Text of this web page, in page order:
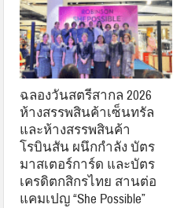
ฉลองวันสตรีสากล 2026
ห้างสรรพสินค้าเซ็นทรัล
และห้างสรรพสินค้า
โรบินสัน ผนึกกำลัง บัตร
มาสเตอร์การ์ด และบัตร
เครดิตกสิกรไทย สานต่อ
แคมเปญ “She Possible”